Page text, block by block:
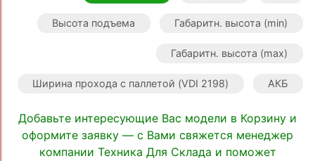
Высота подъема Габаритн. высота (min)
Габаритн. высота (max)
Ширина прохода с паллетой (VDI 2198) АКБ
Добавьте интересующие Вас модели в Корзину и
оформите заявку — с Вами свяжется менеджер
компании Техника Для Склада и поможет